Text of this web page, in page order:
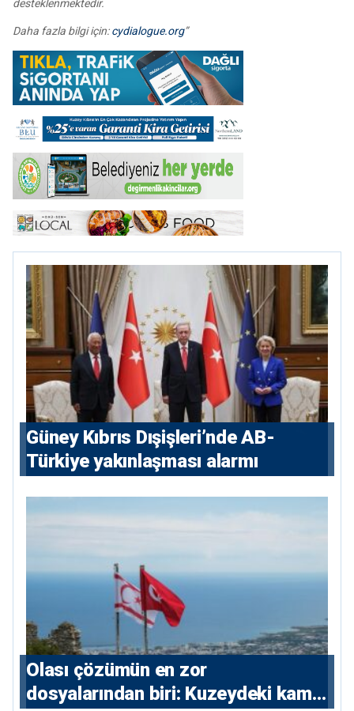
desteklenmektedir.
Daha fazla bilgi için:cydialogue.org”
Güney Kıbrıs Dışişleri’nde AB-
Türkiye yakınlaşması alarmı
Olası çözümün en zor
dosyalarından biri: Kuzeydeki kamu